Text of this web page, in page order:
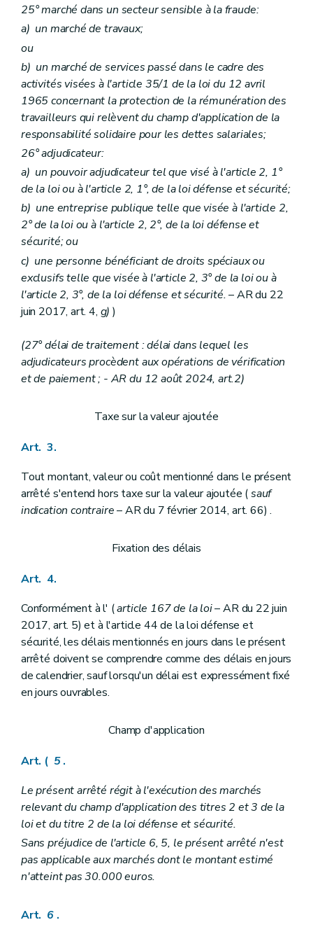
25° marché dans un secteur sensible à la fraude:
a) un marché de travaux;
ou
b) un marché de services passé dans le cadre des
activités visées à l'article 35/1 de la loi du 12 avril
1965 concernant la protection de la rémunération des
travailleurs qui relèvent du champ d'application de la
responsabilité solidaire pour les dettes salariales;
26° adjudicateur:
a) un pouvoir adjudicateur tel que visé à l'article 2, 1°
de la loi ou à l'article 2, 1°, de la loi défense et sécurité;
b) une entreprise publique telle que visée à l'article 2,
2° de la loi ou à l'article 2, 2°, de la loi défense et
sécurité; ou
c) une personne bénéficiant de droits spéciaux ou
exclusifs telle que visée à l'article 2, 3° de la loi ou à
l'article 2, 3°, de la loi défense et sécurité.– AR du 22
juin 2017, art. 4, g) )
(27° délai de traitement : délai dans lequel les
adjudicateurs procèdent aux opérations de vérification
et de paiement ; - AR du 12 août 2024, art.2)
Taxe sur la valeur ajoutée
Art. 3.
Tout montant, valeur ou coût mentionné dans le présent
arrêté s'entend hors taxe sur la valeur ajoutée (sauf
indication contraire– AR du 7 février 2014, art. 66) .
Fixation des délais
Art. 4.
Conformément à l' (article 167 de la loi– AR du 22 juin
2017, art. 5) et à l'article 44 de la loi défense et
sécurité, les délais mentionnés en jours dans le présent
arrêté doivent se comprendre comme des délais en jours
de calendrier, sauf lorsqu'un délai est expressément fixé
en jours ouvrables.
Champ d'application
Art. ( 5.
Le présent arrêté régit à l'exécution des marchés
relevant du champ d'application des titres 2 et 3 de la
loi et du titre 2 de la loi défense et sécurité.
Sans préjudice de l'article 6, 5, le présent arrêté n'est
pas applicable aux marchés dont le montant estimé
n'atteint pas 30.000 euros.
Art. 6.